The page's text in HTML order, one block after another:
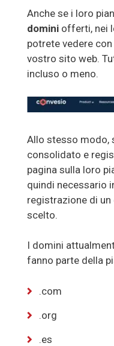
Anche se i loro
domini offerti, nei
potrete vedere
vostro sito web.
incluso o meno.
Allo stesso modo,
consolidato e
pagina sulla loro
quindi necessario
registrazione di
scelto.
I domini
fanno parte della
.com
.org
.es